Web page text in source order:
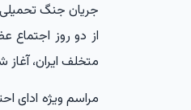
جریان جنگ
از دو روز اجتماع
متخلف ایران، آغاز
مراسم ویژه ادای